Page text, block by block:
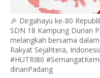
🎉 Dirgahayu ke-80
SDN 18 Kampung Durian
melangkah bersama
Rakyat Sejahtera,
#HUTRI80
dirianPadang